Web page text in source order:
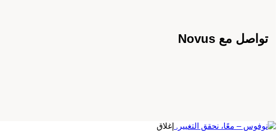
تواصل مع Novus
إغلاق